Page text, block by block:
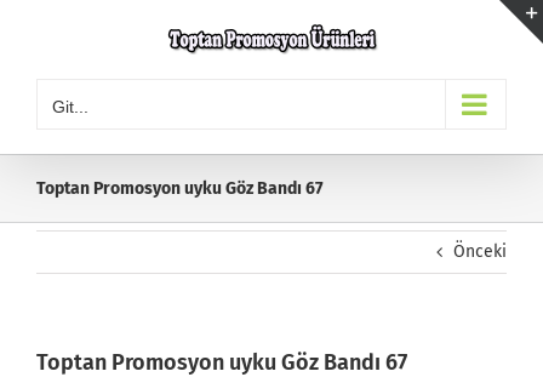
Git...
Toptan Promosyon uyku Göz Bandı 67
Önceki
Toptan Promosyon uyku Göz Bandı 67